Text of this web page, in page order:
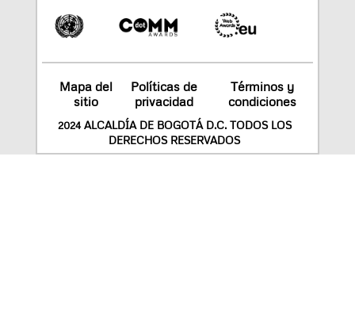
Mapa del
sitio
Políticas de
privacidad
Términos y
condiciones
2024 ALCALDÍA DE BOGOTÁ D.C. TODOS LOS
DERECHOS RESERVADOS